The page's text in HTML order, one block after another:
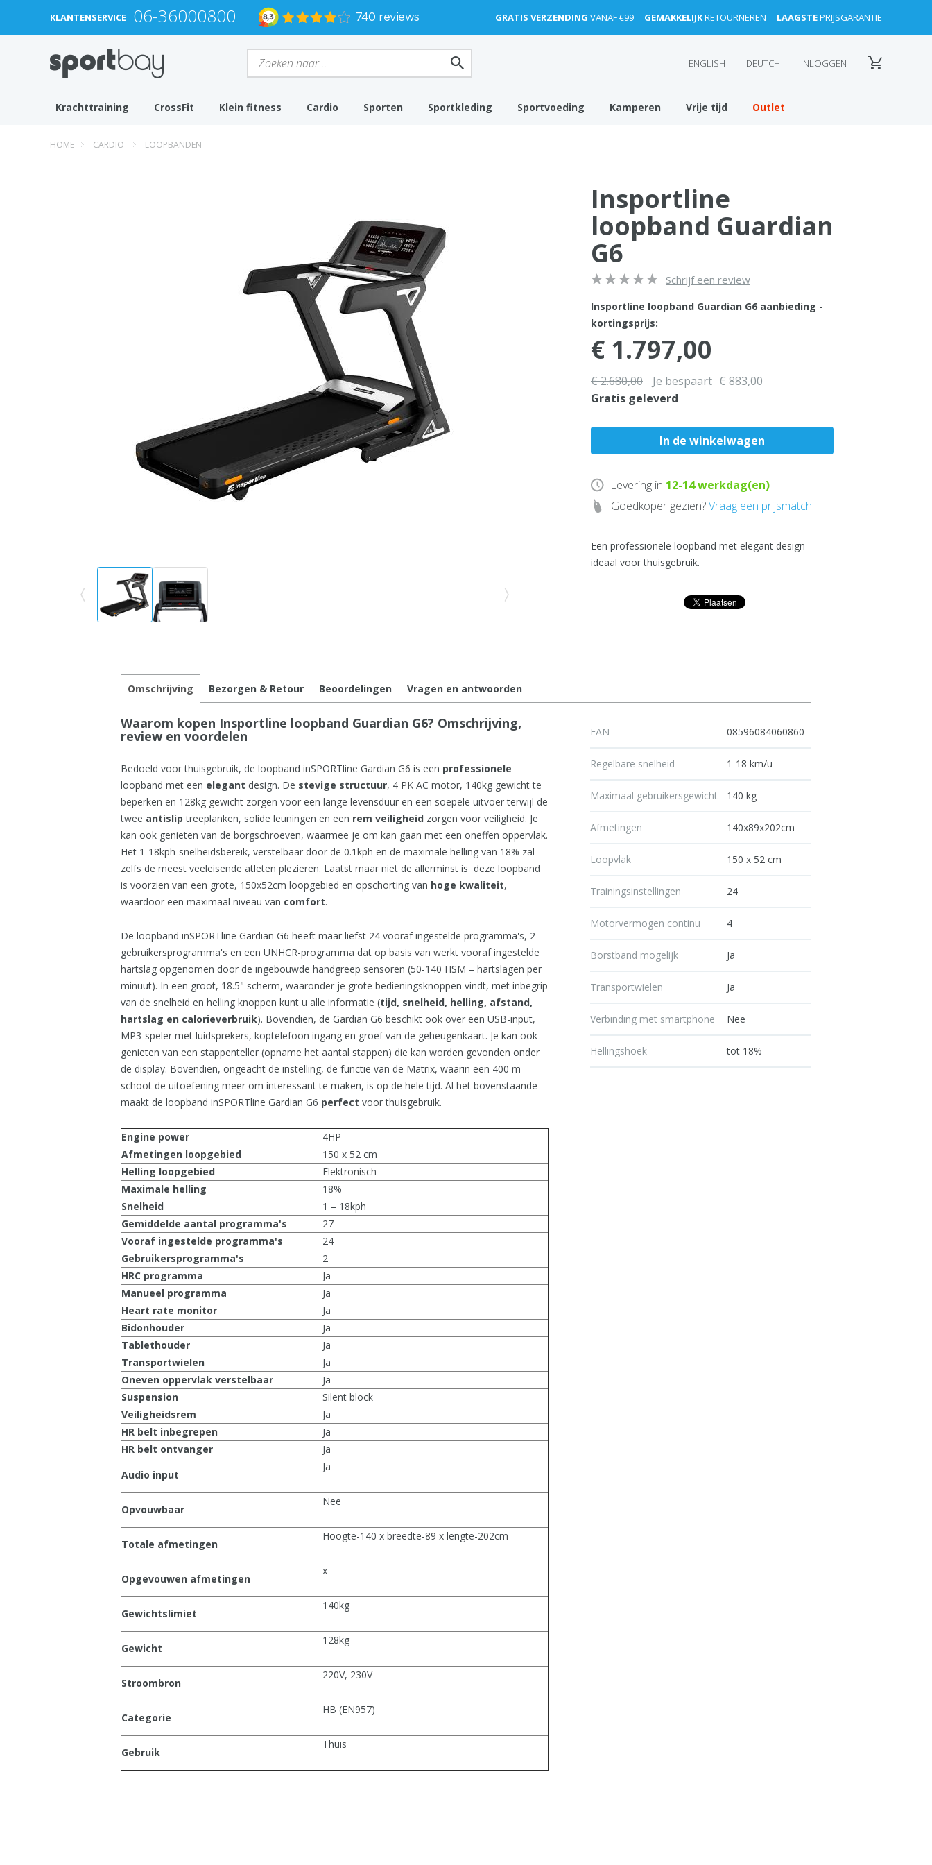
KLANTENSERVICE 06-36000800 GRATIS VERZENDING VANAF €99 GEMAKKELIJKRETOURNEREN LAAGSTEPRIJSGARANTIE
ENGLISH DEUTCH INLOGGEN
Krachttraining CrossFit Klein fitness Cardio Sporten Sportkleding Sportvoeding Kamperen Vrije tijd Outlet
HOME CARDIO LOOPBANDEN
Insportline
loopband Guardian
G6
Schrijf een review
Insportline loopband Guardian G6 aanbieding -
kortingsprijs:
€ 1.797,00
€ 2.680,00 Je bespaart € 883,00
Gratis geleverd
Levering in 12-14werkdag(en)
Goedkoper gezien?Vraag een prijsmatch
Een professionele loopband met elegant design
ideaal voor thuisgebruik.
Omschrijving Bezorgen & Retour Beoordelingen Vragen en antwoorden
Waarom kopen Insportline loopband Guardian G6? Omschrijving,
review en voordelen
Bedoeld voor thuisgebruik, de loopband inSPORTline Gardian G6 is een professionele
loopband met een elegant design. De stevige structuur, 4 PK AC motor, 140kg gewicht te
beperken en 128kg gewicht zorgen voor een lange levensduur en een soepele uitvoer terwijl de
twee antisliptreeplanken, solide leuningen en een rem veiligheid zorgen voor veiligheid. Je
kan ook genieten van de borgschroeven, waarmee je om kan gaan met een oneffen oppervlak.
Het 1-18kph-snelheidsbereik, verstelbaar door de 0.1kph en de maximale helling van 18% zal
zelfs de meest veeleisende atleten plezieren. Laatst maar niet de allerminst is deze loopband
is voorzien van een grote, 150x52cm loopgebied en opschorting van hoge kwaliteit,
waardoor een maximaal niveau van comfort.
De loopband inSPORTline Gardian G6 heeft maar liefst 24 vooraf ingestelde programma's, 2
gebruikersprogramma's en een UNHCR-programma dat op basis van werkt vooraf ingestelde
hartslag opgenomen door de ingebouwde handgreep sensoren (50-140 HSM – hartslagen per
minuut). In een groot, 18.5" scherm, waaronder je grote bedieningsknoppen vindt, met inbegrip
van de snelheid en helling knoppen kunt u alle informatie (tijd, snelheid, helling, afstand,
hartslag en calorieverbruik). Bovendien, de Gardian G6 beschikt ook over een USB-input,
MP3-speler met luidsprekers, koptelefoon ingang en groef van de geheugenkaart. Je kan ook
genieten van een stappenteller (opname het aantal stappen) die kan worden gevonden onder
de display. Bovendien, ongeacht de instelling, de functie van de Matrix, waarin een 400 m
schoot de uitoefening meer om interessant te maken, is op de hele tijd. Al het bovenstaande
maakt de loopband inSPORTline Gardian G6 perfect voor thuisgebruik.
Engine power
4HP
Afmetingen loopgebied
150 x 52 cm
Helling loopgebied
Elektronisch
Maximale helling
18%
Snelheid
1 – 18kph
Gemiddelde aantal programma's
27
Vooraf ingestelde programma's
24
Gebruikersprogramma's
2
HRC programma
Ja
Manueel programma
Ja
Heart rate monitor
Ja
Bidonhouder
Ja
Tablethouder
Ja
Transportwielen
Ja
Oneven oppervlak verstelbaar
Ja
Suspension
Silent block
Veiligheidsrem
Ja
HR belt inbegrepen
Ja
HR belt ontvanger
Ja
Audio input
Ja
Opvouwbaar
Nee
Totale afmetingen
Hoogte-140 x breedte-89 x lengte-202cm
Opgevouwen afmetingen
x
Gewichtslimiet
140kg
Gewicht
128kg
Stroombron
220V, 230V
Categorie
HB (EN957)
Gebruik
Thuis
EAN 08596084060860
Regelbare snelheid 1-18 km/u
Maximaal gebruikersgewicht 140 kg
Afmetingen 140x89x202cm
Loopvlak 150 x 52 cm
Trainingsinstellingen 24
Motorvermogen continu 4
Borstband mogelijk Ja
Transportwielen Ja
Verbinding met smartphone Nee
Hellingshoek tot 18%